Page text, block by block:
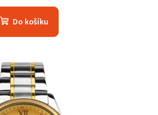
hodnocení
produktu
5
hvězdiček.
Do košíku